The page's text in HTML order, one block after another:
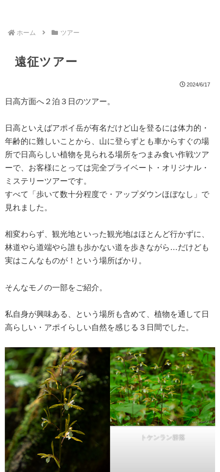
ホーム ツアー
遠征ツアー
2024/6/17
日高方面へ２泊３日のツアー。
日高といえばアポイ岳が有名だけど山を登るには体力的・
年齢的に難しいことから、山に登らずとも車からすぐの場
所で日高らしい植物を見られる場所をつまみ食い作戦ツア
ーで、お客様にとっては完全プライベート・オリジナル・
ミステリーツアーです。
すべて「歩いて数十分程度で・アップダウンほぼなし」で
見れました。
相変わらず、観光地といった観光地はほとんど行かずに、
林道やら道端やら誰も歩かない道を歩きながら…だけども
実はこんなものが！という場所ばかり。
そんなモノの一部をご紹介。
私自身が興味ある、という場所も含めて、植物を通して日
高らしい・アポイらしい自然を感じる３日間でした。
トケンラン群落